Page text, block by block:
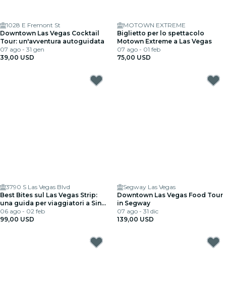
1028 E Fremont St
Downtown Las Vegas Cocktail
Tour: un'avventura autoguidata
07 ago - 31 gen
39,00 USD
MOTOWN EXTREME
Biglietto per lo spettacolo
Motown Extreme a Las Vegas
07 ago - 01 feb
75,00 USD
3790 S Las Vegas Blvd
Best Bites sul Las Vegas Strip:
una guida per viaggiatori a Sin
City
06 ago - 02 feb
99,00 USD
Segway Las Vegas
Downtown Las Vegas Food Tour
in Segway
07 ago - 31 dic
139,00 USD